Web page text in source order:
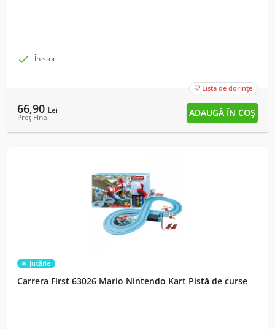
 În stoc
 Lista de dorințe
66,90 Lei
Preț Final
Jucărie
Carrera First 63026 Mario Nintendo Kart Pistă de curse